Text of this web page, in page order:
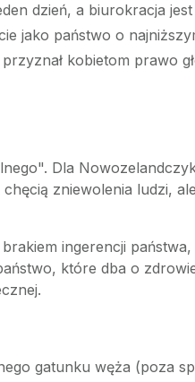
dzień, a biurokracja
jako państwo o
kobietom prawo
Dla
zniewolenia ludzi,
ingerencji
które dba o
gatunku węża (poza